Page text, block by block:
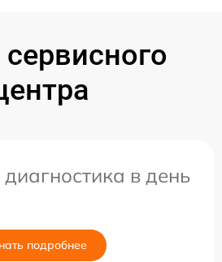
в день
подробнее